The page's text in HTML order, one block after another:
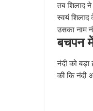
तब शिलाद
स्वयं शिलाद
उसका नाम
बचपन
नंदी को
की कि नंदी